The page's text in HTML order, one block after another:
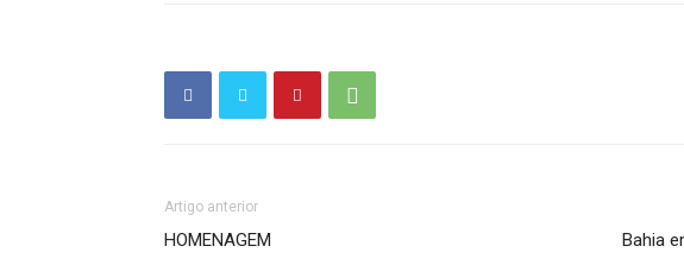
Artigo anterior
HOMENAGEM
Bahia